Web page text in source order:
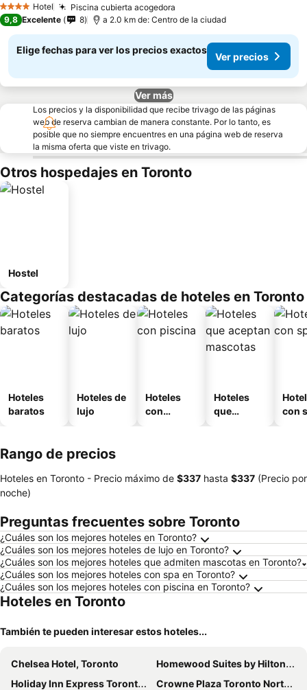
4 EstrellasHotel Piscina cubierta acogedora
9,8 Excelente 8 a 2.0 km de: Centro de la ciudad
Elige fechas para ver los precios exactos
Ver precios
Ver más
Los precios y la disponibilidad que recibe trivago de las páginas
web de reserva cambian de manera constante. Por lo tanto, es
posible que no siempre encuentres en una página web de reserva
la misma oferta que viste en trivago.
Otros hospedajes en Toronto
Hostel
Categorías destacadas de hoteles en Toronto
Hoteles
baratos
Hoteles de
lujo
Hoteles
con
Hoteles
que
con
Rango de precios
Hoteles en Toronto - Precio máximo de ‎$337 hasta ‎$337 (Precio por
noche)
Preguntas frecuentes sobre Toronto
¿Cuáles son los mejores hoteles en Toronto?
¿Cuáles son los mejores hoteles de lujo en Toronto?
¿Cuáles son los mejores hoteles que admiten mascotas en Toronto?
¿Cuáles son los mejores hoteles con spa en Toronto?
¿Cuáles son los mejores hoteles con piscina en Toronto?
Hoteles en Toronto
También te pueden interesar estos hoteles...
Chelsea Hotel, Toronto
Homewood Suites by Hilton Toronto Airport Corporate Centre
Holiday Inn Express Toronto Downtown By Ihg
Crowne Plaza Toronto North York